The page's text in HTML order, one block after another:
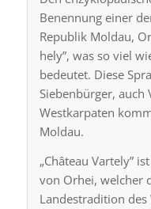
Benennung einer
Republik Moldau,
hely”, was so viel
bedeutet. Diese
Siebenbürger, auch
Westkarpaten
Moldau.
„Château Vartely”
von Orhei, welcher
Landestradition